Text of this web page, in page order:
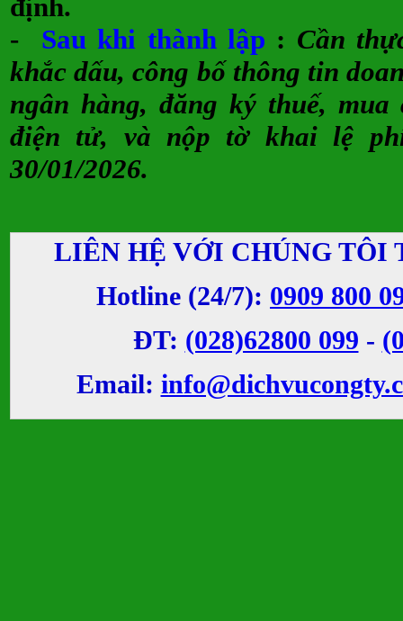
định.
- Sau khi thành lập : Cần
khắc dấu, công bố thông tin
ngân hàng, đăng ký thuế,
điện tử, và nộp tờ khai lệ
30/01/2026.
LIÊN HỆ VỚI CHÚNG TÔI
Hotline (24/7): 0909 800
ĐT: (028)62800 099 -
Email: